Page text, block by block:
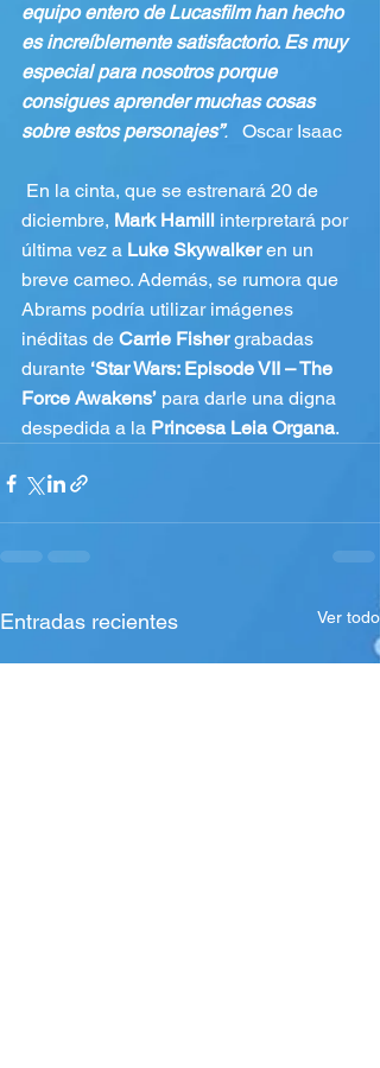
equipo entero de Lucasfilm han hecho
es increíblemente satisfactorio. Es muy
especial para nosotros porque
consigues aprender muchas cosas
sobre estos personajes”.
  Oscar Isaac
diciembre, Mark Hamill interpretará por
última vez a Luke Skywalker en un
breve cameo. Además, se rumora que
Abrams podría utilizar imágenes
inéditas de Carrie Fisher grabadas
durante ‘Star Wars: Episode VII – The
Force Awakens’ para darle una digna
despedida a la Princesa Leia Organa.
Entradas recientes Ver todo